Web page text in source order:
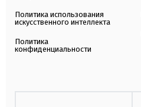
Политика использования
искусственного интеллекта
Политика
конфиденциальности